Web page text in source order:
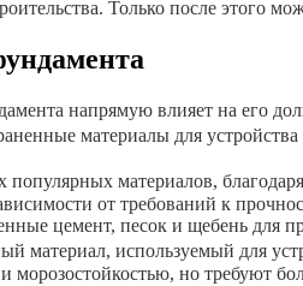
Только после этого
напрямую влияет на его
материалы для устройства
материалов,
от требований к
цемент, песок и щебень для
материал, используемый для
морозостойкостью, но требуют